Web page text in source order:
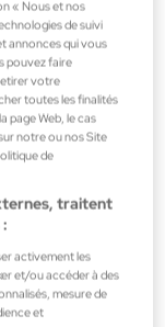
« Nous et nos
de suivi
annonces qui vous
pouvez faire
votre
toutes les finalités
page Web, le cas
notre ou nos Site
de
traitent
activement les
et/ou accéder à des
mesure de
et